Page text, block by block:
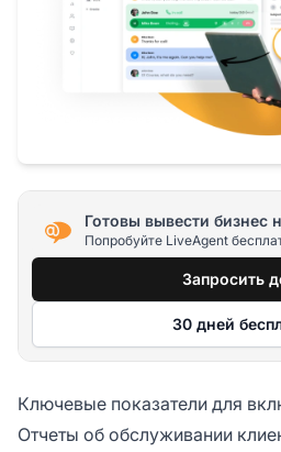
Готовы вывести бизнес
Попробуйте LiveAgent
Запросить
30 дней
Ключевые показатели для
Отчеты об обслуживании